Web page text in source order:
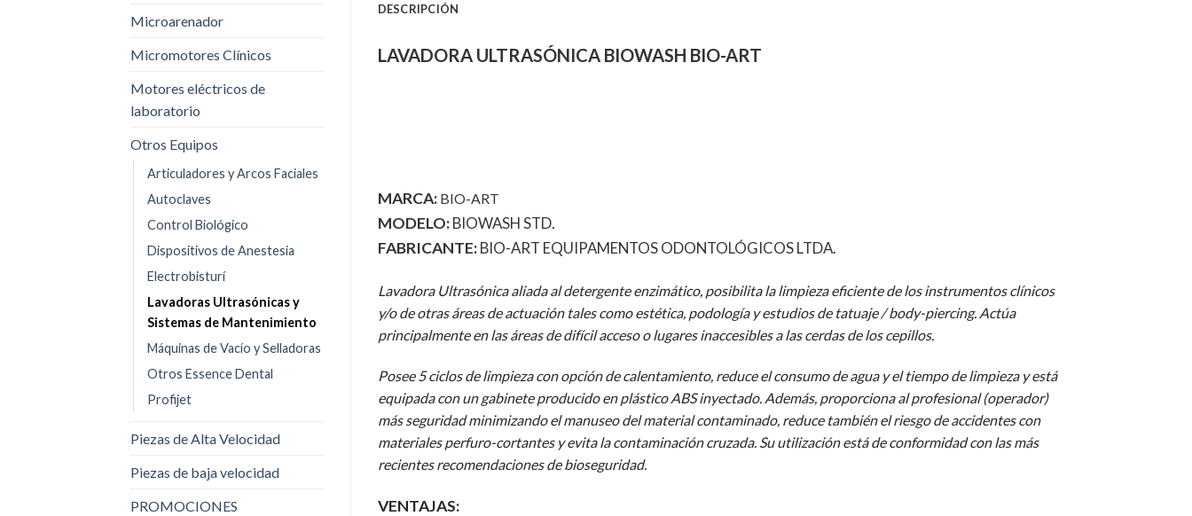
Microarenador
Micromotores Clínicos
Motores eléctricos de
laboratorio
Otros Equipos
Articuladores y Arcos Faciales
Autoclaves
Control Biológico
Dispositivos de Anestesia
Electrobisturí
Lavadoras Ultrasónicas y
Sistemas de Mantenimiento
Máquinas de Vacío y Selladoras
Otros Essence Dental
Profijet
Piezas de Alta Velocidad
Piezas de baja velocidad
PROMOCIONES
DESCRIPCIÓN
LAVADORA ULTRASÓNICA BIOWASH BIO-ART
MARCA:BIO-ART
MODELO: BIOWASH STD.
FABRICANTE:BIO-ART EQUIPAMENTOS ODONTOLÓGICOS LTDA.
Lavadora Ultrasónica aliada al detergente enzimático, posibilita la limpieza eficiente de los instrumentos clínicos
y/o de otras áreas de actuación tales como estética, podología y estudios de tatuaje / body-piercing. Actúa
principalmente en las áreas de difícil acceso o lugares inaccesibles a las cerdas de los cepillos.
Posee 5 ciclos de limpieza con opción de calentamiento, reduce el consumo de agua y el tiempo de limpieza y está
equipada con un gabinete producido en plástico ABS inyectado. Además, proporciona al profesional (operador)
más seguridad minimizando el manuseo del material contaminado, reduce también el riesgo de accidentes con
materiales perfuro-cortantes y evita la contaminación cruzada. Su utilización está de conformidad con las más
recientes recomendaciones de bioseguridad.
VENTAJAS: